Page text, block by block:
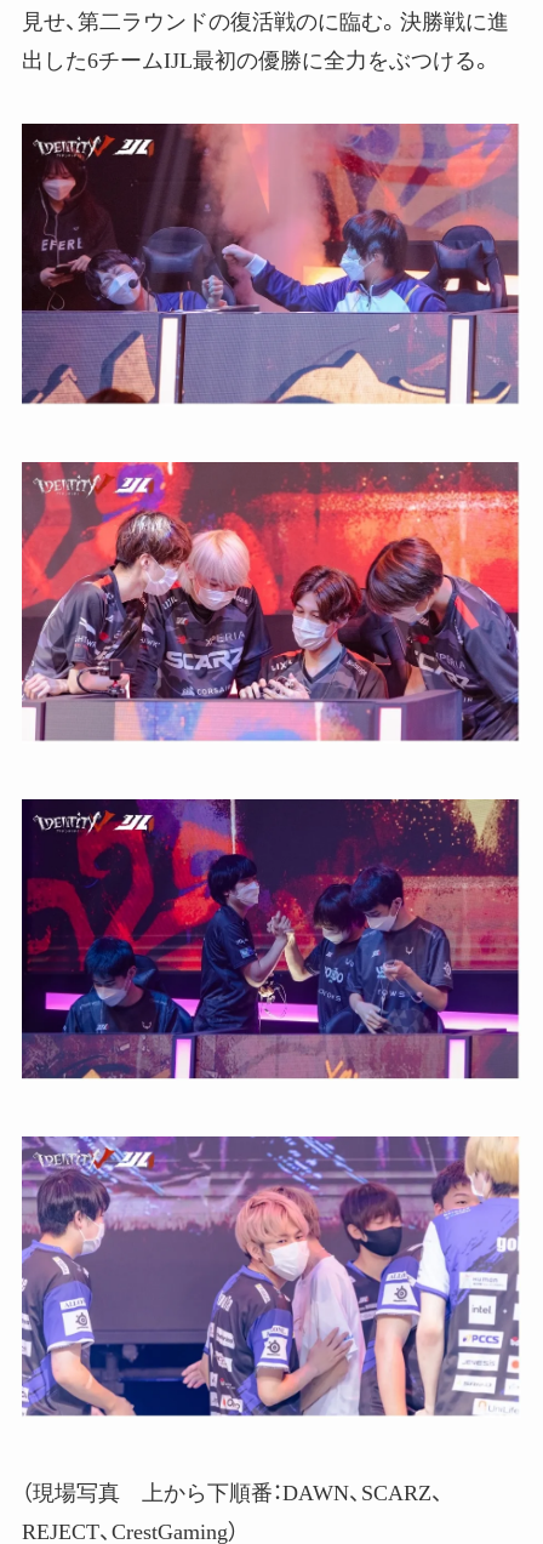
見せ、第二ラウンドの復活戦のに臨む。決勝戦に進
出した6チームIJL最初の優勝に全力をぶつける。
（現場写真 上から下順番：DAWN、SCARZ、
REJECT、CrestGaming）